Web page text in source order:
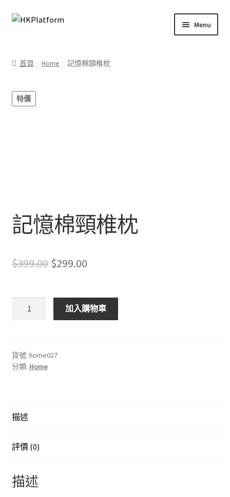
Skip
Skip
Menu
我的帳戶
首頁 Home 記憶棉頸椎枕
特價
記憶棉頸椎枕
$399.00 Original
was:
$399.00.
$299.00Current
is:
$299.00.
椎
枕
加入購物車
貨號: home027
分類: Home
描述
評價 (0)
描述